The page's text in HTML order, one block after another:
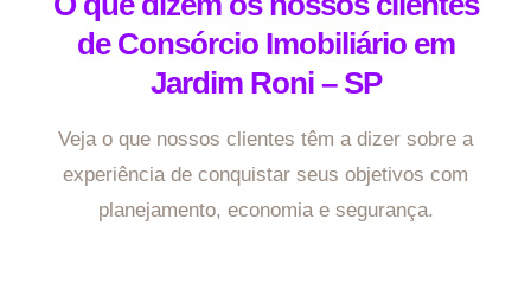
de Consórcio Imobiliário em
Jardim Roni – SP
Veja o que nossos clientes têm a dizer sobre a
experiência de conquistar seus objetivos com
planejamento, economia e segurança.